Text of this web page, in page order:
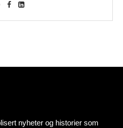
nyheter og historier som